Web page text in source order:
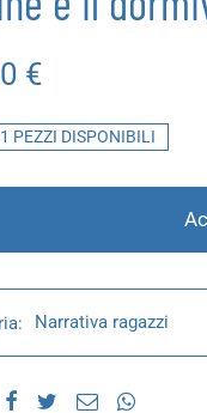
€
PEZZI DISPONIBILI
Narrativa ragazzi